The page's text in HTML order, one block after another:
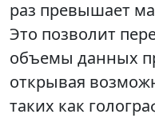
раз превышает
Это позволит
объемы данных
открывая
таких как